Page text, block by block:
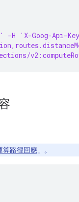
-H 'X-Goog-Api-
算路徑回應 」。